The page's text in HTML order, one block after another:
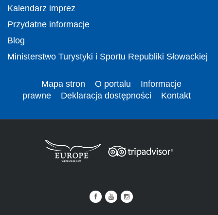
Kalendarz imprez
Przydatne informacje
Blog
Ministerstwo Turystyki i Sportu Republiki Słowackiej
Mapa stron O portalu
Informacje
prawne
Deklaracja dostępności Kontakt